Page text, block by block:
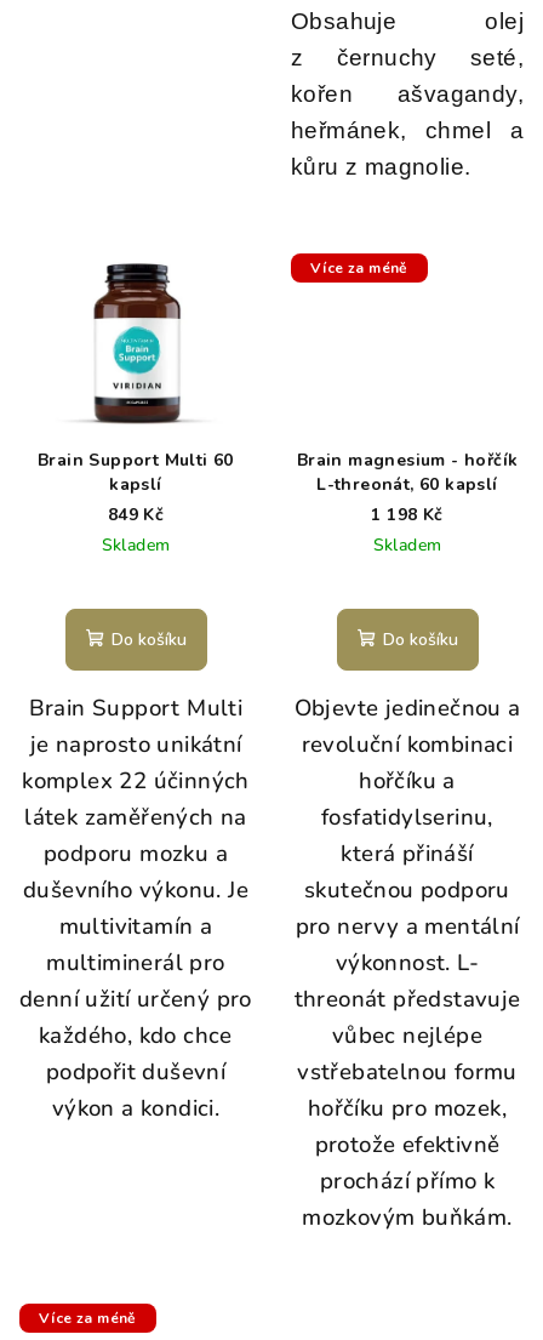
Obsahuje olej
z černuchy seté,
kořen ašvagandy,
heřmánek, chmel a
kůru z magnolie.
Brain Support Multi 60
kapslí
849 Kč
Skladem
Do košíku
Brain Support Multi
je naprosto unikátní
komplex 22 účinných
látek zaměřených na
podporu mozku a
duševního výkonu. Je
multivitamín a
multiminerál pro
denní užití určený pro
každého, kdo chce
podpořit duševní
výkon a kondici.
Více za méně
Brain magnesium - hořčík
L-threonát, 60 kapslí
1 198 Kč
Skladem
Do košíku
Objevte jedinečnou a
revoluční kombinaci
hořčíku a
fosfatidylserinu,
která přináší
skutečnou podporu
pro nervy a mentální
výkonnost. L-
threonát představuje
vůbec nejlépe
vstřebatelnou formu
hořčíku pro mozek,
protože efektivně
prochází přímo k
mozkovým buňkám.
Více za méně